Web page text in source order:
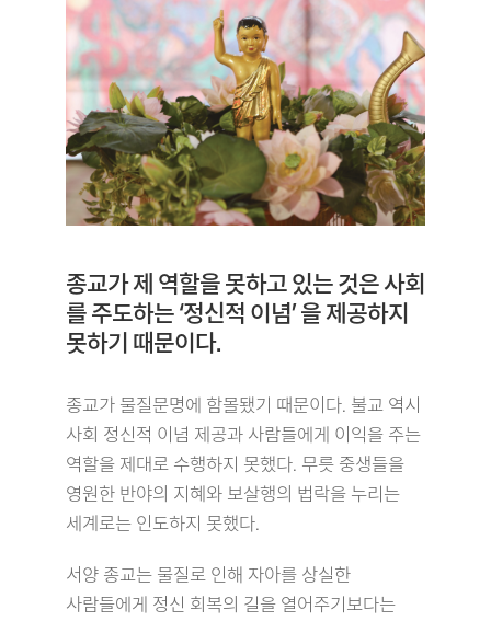
종교가 제 역할을 못하고 있는 것은 사회
를 주도하는 ‘정신적 이념’ 을 제공하지
못하기 때문이다.
종교가 물질문명에 함몰됐기 때문이다. 불교 역시
사회 정신적 이념 제공과 사람들에게 이익을 주는
역할을 제대로 수행하지 못했다. 무릇 중생들을
영원한 반야의 지혜와 보살행의 법락을 누리는
세계로는 인도하지 못했다.
서양 종교는 물질로 인해 자아를 상실한
사람들에게 정신 회복의 길을 열어주기보다는